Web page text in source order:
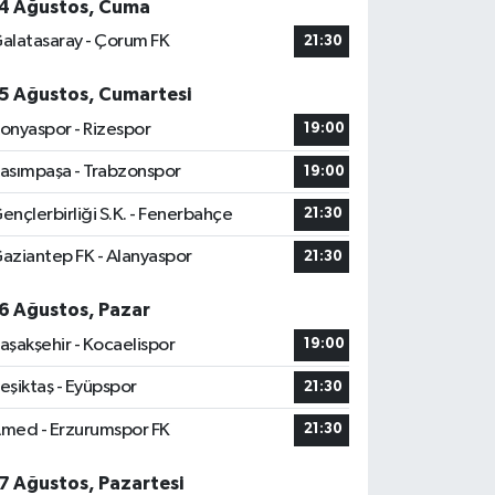
Ağustos, Cuma
- Çorum FK
21:30
Ağustos, Cumartesi
- Rizespor
19:00
- Trabzonspor 19:00
S.K. - Fenerbahçe 21:30
FK - Alanyaspor 21:30
Ağustos, Pazar
- Kocaelispor
19:00
- Eyüpspor 21:30
- Erzurumspor FK 21:30
Ağustos, Pazartesi